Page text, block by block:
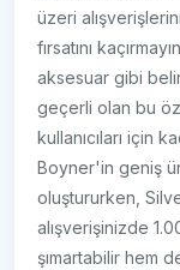
üzeri
fırsatını
aksesuar gibi
geçerli olan bu
kullanıcıları için
Boyner'in geniş
oluştururken,
alışverişinizde
şımartabilir hem